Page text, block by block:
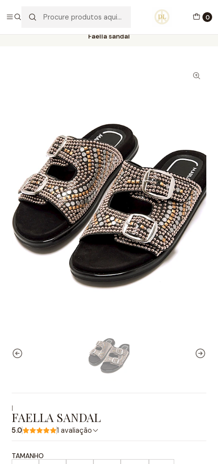
0
PORTES GRÁTIS ACIMA DE 70€ PORTUGAL CONTINENTAL
Faella sandal
|
FAELLA SANDAL
5.0 1 avaliação
TAMANHO